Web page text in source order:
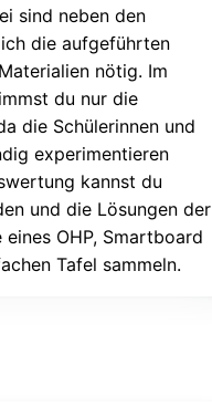
sind neben den
die aufgeführten
nötig. Im
du nur die
die Schülerinnen und
experimentieren
kannst du
und die Lösungen der
OHP, Smartboard
Tafel sammeln.